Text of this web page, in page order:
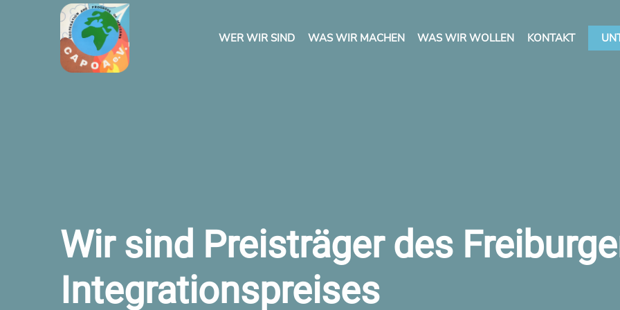
WER WIR SIND WAS WIR MACHEN WAS WIR WOLLEN KONTAKT
Wir sind Preisträger des
Integrationspreises